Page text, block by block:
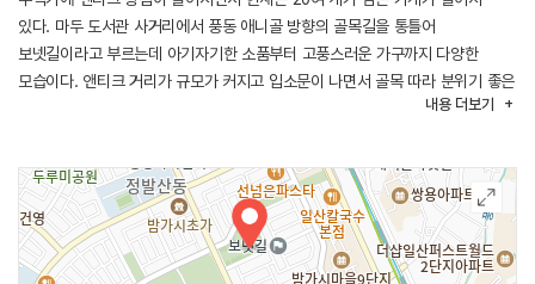
있다. 마두 도서관 사거리에서 풍동 애니골 방향의 골목길을 통틀어
보넷길이라고 부르는데 아기자기한 소품부터 고풍스러운 가구까지 다양한
모습이다. 앤티크 거리가 규모가 커지고 입소문이 나면서 골목 따라 분위기 좋은
음식점과 카페들도 많이 생겨났는데 최근에는 젊은 연인들이 데이트 코스로
편이라 골목에 세우거나 공용주차장을 이용하여 주차하여야 한다. 예전부터
플리마켓을 여는 곳으로도 알려져 있어 구경거리도 많고 앤티크 관련한
제품들도 많으며 그 외에 다양한 소품이나 옷 등도 볼 수 있다. 이곳에서는
보넷길 앤티크 벼룩 축제가 1년에 두 번, 봄(4월)과 가을(10월) 이틀에 걸쳐
열리는데 축제 때 보넷길에 오면 빈티지 가구, 소품, 의류 등의 다양한 소품들을
내용 더보기